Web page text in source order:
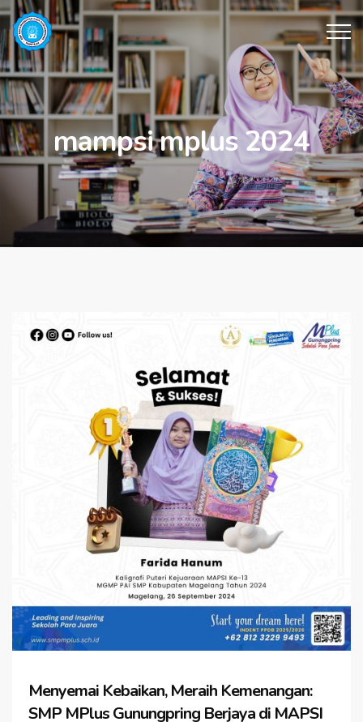
mampsi mplus 2024
Menyemai Kebaikan, Meraih Kemenangan:
SMP MPlus Gunungpring Berjaya di MAPSI